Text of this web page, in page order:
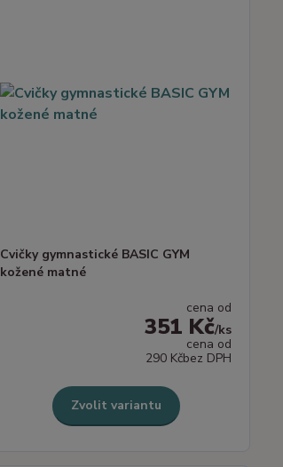
Cvičky gymnastické BASIC GYM
kožené matné
cena od
351 Kč/ks
cena od
290 Kčbez DPH
Zvolit variantu